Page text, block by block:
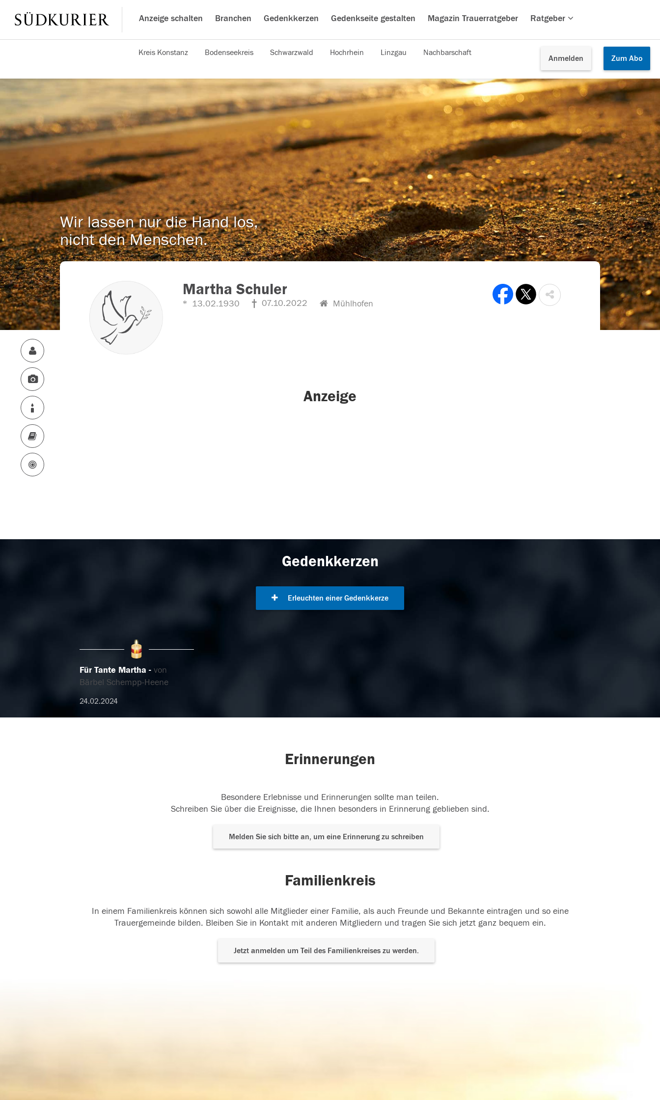
Anzeige schalten Branchen Gedenkkerzen Gedenkseite gestalten Magazin Trauerratgeber Ratgeber
Anmelden Zum Abo
Kreis Konstanz Bodenseekreis Schwarzwald Hochrhein Linzgau Nachbarschaft
Wir lassen nur die Hand los,
nicht den Menschen.
Martha Schuler
13.02.1930 07.10.2022 Mühlhofen
Anzeige
Gedenkkerzen
Erleuchten einer Gedenkkerze
Für Tante Martha
von
Bärbel Schempp-Heene
24.02.2024
Erinnerungen
Besondere Erlebnisse und Erinnerungen sollte man teilen.
Schreiben Sie über die Ereignisse, die Ihnen besonders in Erinnerung geblieben sind.
Melden Sie sich bitte an, um eine Erinnerung zu schreiben
Familienkreis
In einem Familienkreis können sich sowohl alle Mitglieder einer Familie, als auch Freunde und Bekannte eintragen und so eine
Trauergemeinde bilden. Bleiben Sie in Kontakt mit anderen Mitgliedern und tragen Sie sich jetzt ganz bequem ein.
Jetzt anmelden um Teil des Familienkreises zu werden.